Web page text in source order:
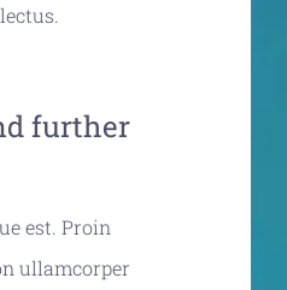
further
est. Proin
ullamcorper